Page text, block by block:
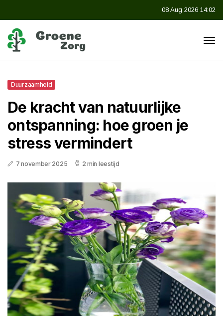
08 Aug 2026 14:02
Duurzaamheid
De kracht van natuurlijke
ontspanning: hoe groen je
stress vermindert
7 november 2025 2 min leestijd